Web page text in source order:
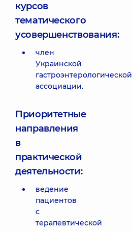
курсов
тематического
усовершенствования:
член
Украинской
гастроэнтерологической
ассоциации.
Приоритетные
направления
в
практической
деятельности:
ведение
пациентов
с
терапевтической